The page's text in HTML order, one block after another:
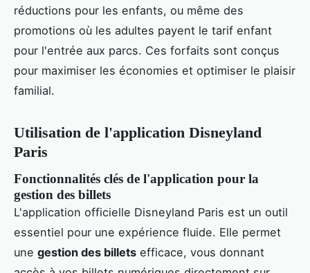
réductions pour les enfants, ou même des
promotions où les adultes payent le tarif enfant
pour l'entrée aux parcs. Ces forfaits sont conçus
pour maximiser les économies et optimiser le plaisir
familial.
Utilisation de l'application Disneyland
Paris
Fonctionnalités clés de l'application pour la
gestion des billets
L'application officielle Disneyland Paris est un outil
essentiel pour une expérience fluide. Elle permet
une gestion des billets efficace, vous donnant